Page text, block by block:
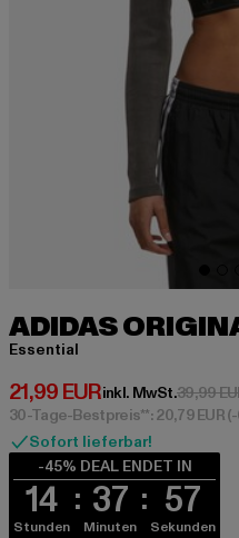
ADIDAS
Essential
21,99 EUR
Derzeitiger Preis: 21,99
inkl. MwSt.39,99
30-Tage-Bestpreis**: 20,79 EUR
Sofort lieferbar!
-45% DEAL ENDET IN
14
Stunden
37
Minuten
57
Sekunden